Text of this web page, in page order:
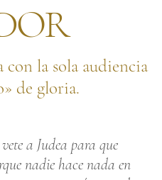
la sola audiencia
de gloria.
a Judea para que
nadie hace nada en